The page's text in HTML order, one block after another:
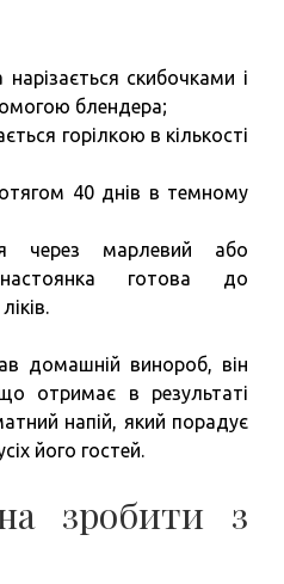
скибочками і
блендера;
горілкою в кількості
40 днів в темному
через марлевий або
готова до
домашній винороб, він
отримає в результаті
напій, який порадує
його гостей.
зробити з